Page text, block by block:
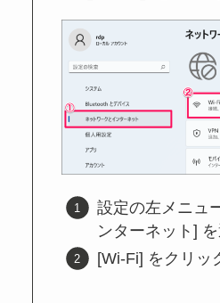
設定の左メニュ
ンターネット]
[Wi-Fi] をクリッ